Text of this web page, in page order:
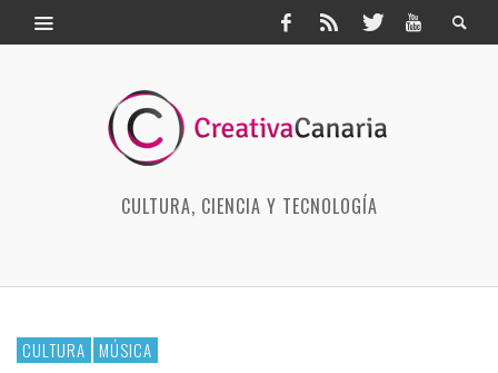
CULTURA, CIENCIA Y TECNOLOGÍA
CULTURA MÚSICA